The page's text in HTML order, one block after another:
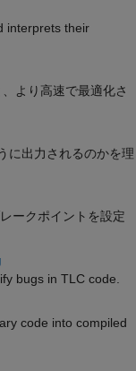
interprets their
より高速で最適化さ
に出力されるのかを理
ークポイントを設定
bugs in TLC code.
code into compiled